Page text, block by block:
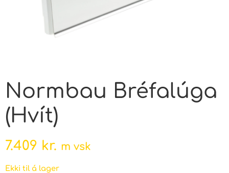
Normbau Bréfalúga
(Hvít)
7.409 kr. m vsk
Ekki til á lager